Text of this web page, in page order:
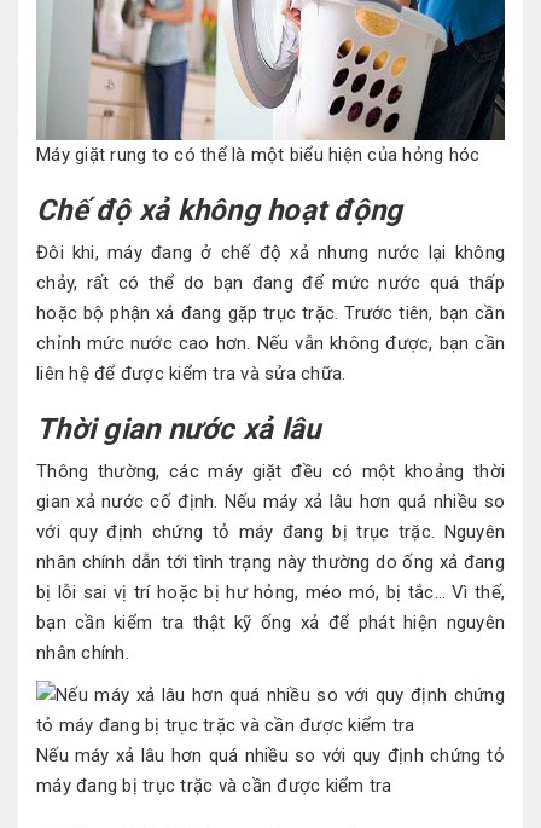
Máy giặt rung to có thể là một biểu hiện của hỏng hóc
Chế độ xả không hoạt động
Đôi khi, máy đang ở chế độ xả nhưng nước lại không
chảy, rất có thể do bạn đang để mức nước quá thấp
hoặc bộ phận xả đang gặp trục trặc. Trước tiên, bạn cần
chỉnh mức nước cao hơn. Nếu vẫn không được, bạn cần
liên hệ để được kiểm tra và sửa chữa.
Thời gian nước xả lâu
Thông thường, các máy giặt đều có một khoảng thời
gian xả nước cố định. Nếu máy xả lâu hơn quá nhiều so
với quy định chứng tỏ máy đang bị trục trặc. Nguyên
nhân chính dẫn tới tình trạng này thường do ống xả đang
bị lỗi sai vị trí hoặc bị hư hỏng, méo mó, bị tắc… Vì thế,
bạn cần kiểm tra thật kỹ ống xả để phát hiện nguyên
nhân chính.
Nếu máy xả lâu hơn quá nhiều so với quy định chứng tỏ
máy đang bị trục trặc và cần được kiểm tra